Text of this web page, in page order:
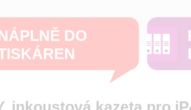
DO